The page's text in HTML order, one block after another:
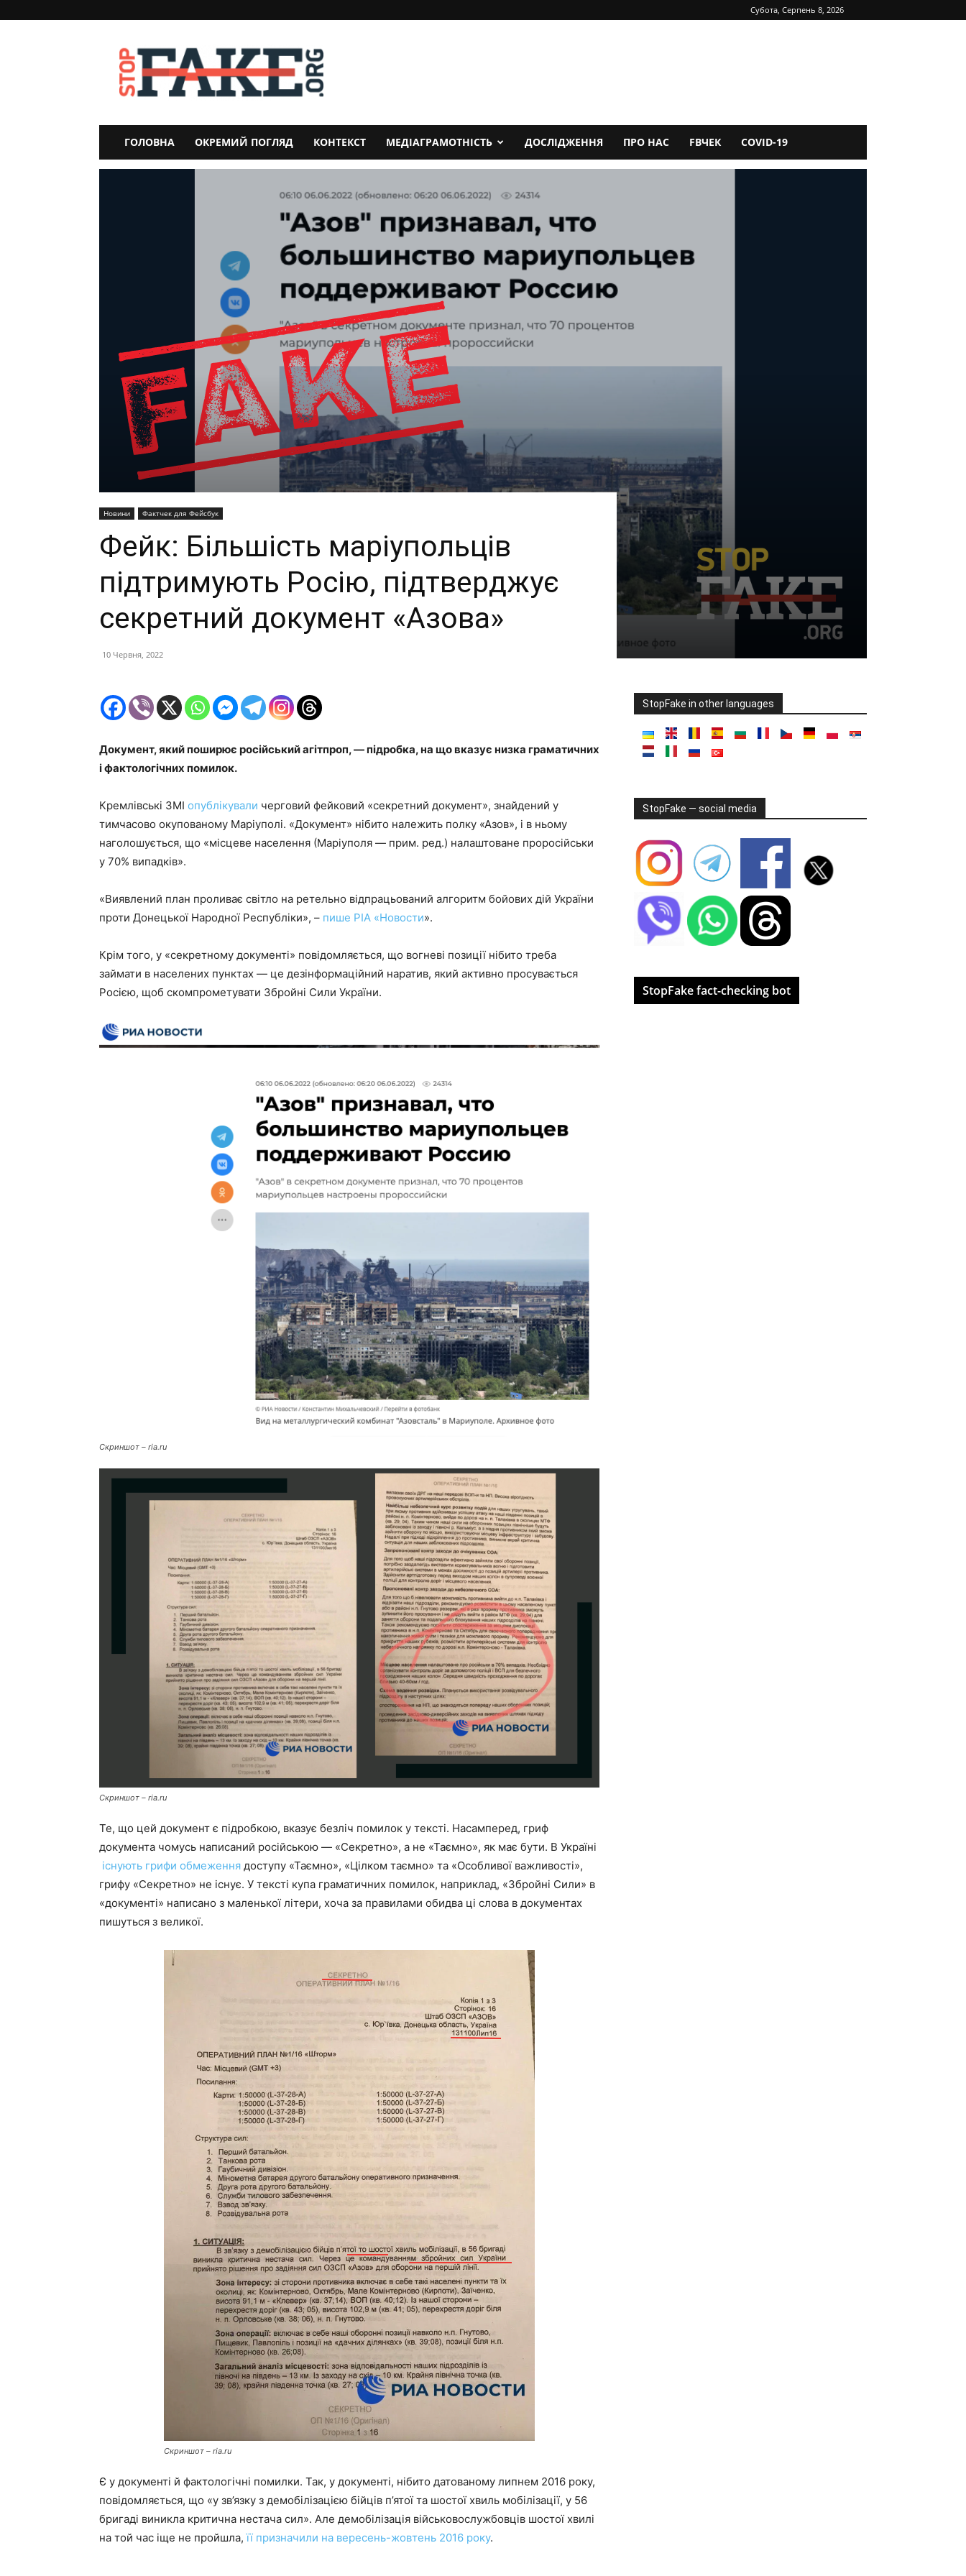
Субота, Серпень 8, 2026
StopFake
ГОЛОВНА ОКРЕМИЙ ПОГЛЯД КОНТЕКСТ МЕДІАГРАМОТНІСТЬ ДОСЛІДЖЕННЯ ПРО НАС FBЧЕК COVID-19
Новини Фактчек для Фейсбук
Фейк: Більшість маріупольців
підтримують Росію, підтверджує
секретний документ «Азова»
10 Червня, 2022
Документ, який поширює російський агітпроп, — підробка, на що вказує низка граматичних
і фактологічних помилок.
Кремлівські ЗМІ опублікували черговий фейковий «секретний документ», знайдений у
тимчасово окупованому Маріуполі. «Документ» нібито належить полку «Азов», і в ньому
наголошується, що «місцеве населення (Маріуполя — прим. ред.) налаштоване проросійськи
у 70% випадків».
«Виявлений план проливає світло на ретельно відпрацьований алгоритм бойових дій України
проти Донецької Народної Республіки», – пише РІА «Новости».
Крім того, у «секретному документі» повідомляється, що вогневі позиції нібито треба
займати в населених пунктах — це дезінформаційний наратив, який активно просувається
Росією, щоб скомпрометувати Збройні Сили України.
Скриншот – ria.ru
Скриншот – ria.ru
Те, що цей документ є підробкою, вказує безліч помилок у тексті. Насамперед, гриф
документа чомусь написаний російською — «Секретно», а не «Таємно», як має бути. В Україні
існують грифи обмеження доступу «Таємно», «Цілком таємно» та «Особливої важливості»,
грифу «Секретно» не існує. У тексті купа граматичних помилок, наприклад, «Збройні Сили» в
«документі» написано з маленької літери, хоча за правилами обидва ці слова в документах
пишуться з великої.
Скриншот – ria.ru
Є у документі й фактологічні помилки. Так, у документі, нібито датованому липнем 2016 року,
повідомляється, що «у зв’язку з демобілізацією бійців п’ятої та шостої хвиль мобілізації, у 56
бригаді виникла критична нестача сил». Але демобілізація військовослужбовців шостої хвилі
на той час іще не пройшла,її призначили на вересень-жовтень 2016 року.
StopFake in other languages
StopFake — social media
StopFake fact-checking bot